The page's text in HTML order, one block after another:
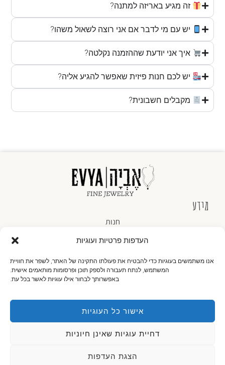
העדפות פרטיות ועוגיות
אנו משתמשים בעוגיות כדי להבטיח את פעולתו התקינה של האתר, לשפר את חוויית
המשתמש, לנתח תעבורה ולספק תוכן ופרסומות מותאמים אישית.
באפשרותך לבחור אילו עוגיות לאשר בכל עת.
אישור כל העוגיות
דחיית עוגיות שאינן חיוניות
הצגת העדפות
זה מגיע באריזה למתנה?
יש עם מי לדבר אם אני רוצה לשאול משהו?
איך אני יודעת שההזמנה נקלטה?
יש לכם חנות פיזית שאפשר להגיע אליה?
מקבלים חשבונית?
מידע
חנות
אודותינו
צור קשר
תקנון ותנאי שימוש באתר
מדיניות פרטיות
צור קשר
055-775-4145